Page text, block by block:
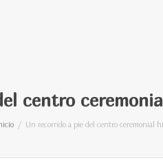
centro
Un recorrido a pie del centro ceremonial